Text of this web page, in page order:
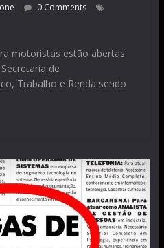
0 Comments
motoristas estão abertas
de
Trabalho e Renda sendo